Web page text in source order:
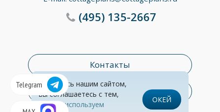
Telegram
© Все права защищены
Контакты
Раздел консультаций
(495)135-2667
Обработка персональных данных
Пользуясь нашим сайтом,
вы соглашаетесь с тем,
чтомы используем
ОКЕЙ